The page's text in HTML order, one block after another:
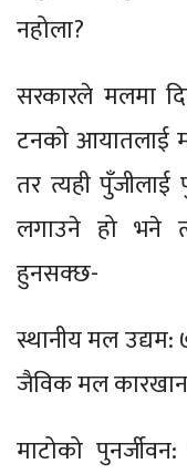
नहोला?
सरकारले मलमा
टनको आयातलाई
तर त्यही पुँजीलाई
लगाउने हो भने
हुनसक्छ-
स्थानीय मल
जैविक मल
माटोको